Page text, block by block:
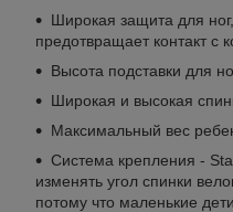
Широкая защита для
предотвращает контакт
Высота подставки для
Широкая и высокая
Максимальный вес
Система крепления -
изменять угол спинки
потому что маленькие